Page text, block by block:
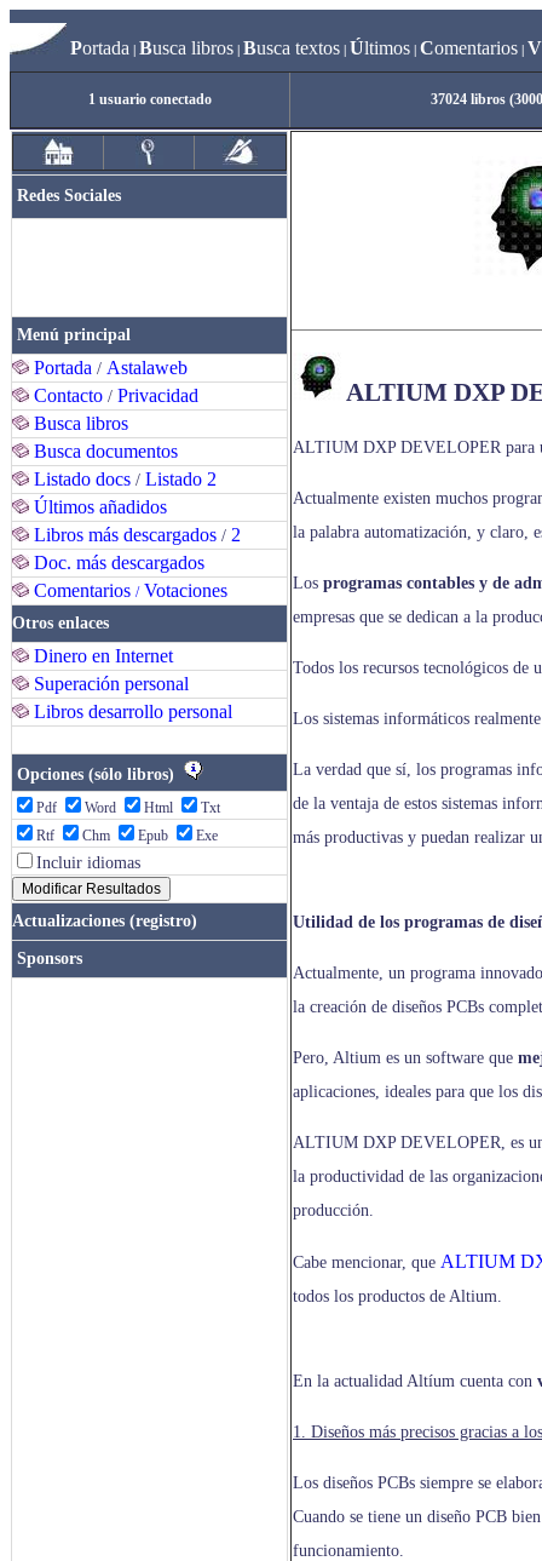
Portada Busca libros Busca textos Últimos Comentarios V
1 usuario conectado 37024 libros
Redes Sociales
Menú principal
Portada / Astalaweb
Contacto / Privacidad
Busca libros
Busca documentos
Listado docs / Listado 2
Últimos añadidos
Libros más descargados / 2
Doc. más descargados
Comentarios / Votaciones
Otros enlaces
Dinero en Internet
Superación personal
Libros desarrollo personal
Opciones (sólo libros)
Pdf Word Html
Txt
Rtf
Chm Epub Exe
Incluir idiomas
Actualizaciones (registro)
Sponsors
ALTIUM DXP
ALTIUM DXP DEVELOPER para
Actualmente existen muchos
la palabra automatización, y claro,
Los programas contables y de
empresas que se dedican a la
Todos los recursos tecnológicos de
Los sistemas informáticos
La verdad que sí, los programas
de la ventaja de estos sistemas
más productivas y puedan realizar
Utilidad de los programas de
Actualmente, un programa
la creación de diseños PCBs
Pero, Altium es un software que
aplicaciones, ideales para que los
ALTIUM DXP DEVELOPER, es un
la productividad de las
producción.
Cabe mencionar, que ALTIUM
todos los productos de Altium.
En la actualidad Altíum cuenta con
1. Diseños más precisos gracias a
Los diseños PCBs siempre se
Cuando se tiene un diseño PCB
funcionamiento.